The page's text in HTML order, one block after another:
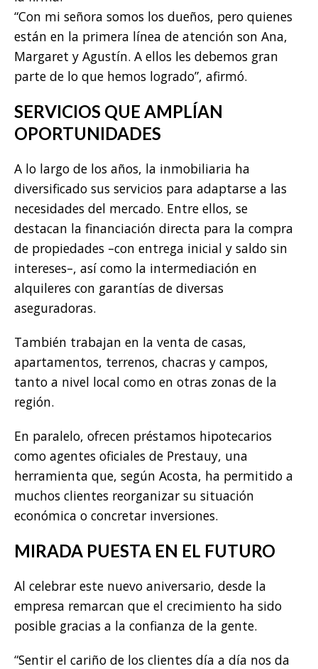
“Con mi señora somos los dueños, pero quienes
están en la primera línea de atención son Ana,
Margaret y Agustín. A ellos les debemos gran
parte de lo que hemos logrado”, afirmó.
SERVICIOS QUE AMPLÍAN
OPORTUNIDADES
A lo largo de los años, la inmobiliaria ha
diversificado sus servicios para adaptarse a las
necesidades del mercado. Entre ellos, se
destacan la financiación directa para la compra
de propiedades –con entrega inicial y saldo sin
intereses–, así como la intermediación en
alquileres con garantías de diversas
aseguradoras.
También trabajan en la venta de casas,
apartamentos, terrenos, chacras y campos,
tanto a nivel local como en otras zonas de la
región.
En paralelo, ofrecen préstamos hipotecarios
como agentes oficiales de Prestauy, una
herramienta que, según Acosta, ha permitido a
muchos clientes reorganizar su situación
económica o concretar inversiones.
MIRADA PUESTA EN EL FUTURO
Al celebrar este nuevo aniversario, desde la
empresa remarcan que el crecimiento ha sido
posible gracias a la confianza de la gente.
“Sentir el cariño de los clientes día a día nos da